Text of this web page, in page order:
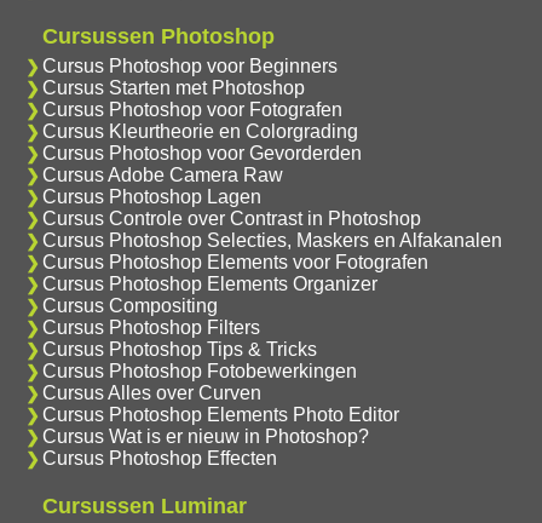
Cursussen Photoshop
Cursus Photoshop voor Beginners
Cursus Starten met Photoshop
Cursus Photoshop voor Fotografen
Cursus Kleurtheorie en Colorgrading
Cursus Photoshop voor Gevorderden
Cursus Adobe Camera Raw
Cursus Photoshop Lagen
Cursus Controle over Contrast in Photoshop
Cursus Photoshop Selecties, Maskers en Alfakanalen
Cursus Photoshop Elements voor Fotografen
Cursus Photoshop Elements Organizer
Cursus Compositing
Cursus Photoshop Filters
Cursus Photoshop Tips & Tricks
Cursus Photoshop Fotobewerkingen
Cursus Alles over Curven
Cursus Photoshop Elements Photo Editor
Cursus Wat is er nieuw in Photoshop?
Cursus Photoshop Effecten
Cursussen Luminar